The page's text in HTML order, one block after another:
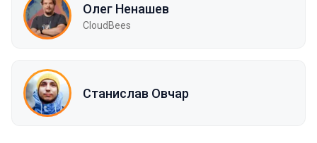
Олег Ненашев
CloudBees
Станислав Овчар